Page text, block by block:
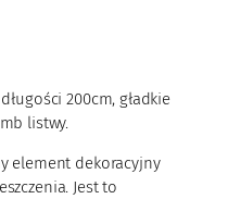
200cm, gładkie
listwy.
element dekoracyjny
Jest to